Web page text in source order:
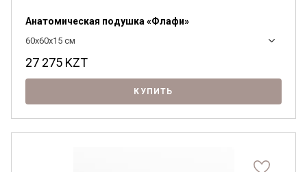
Анатомическая подушка «Флафи»
60x60x15 см
27 275 KZT
КУПИТЬ